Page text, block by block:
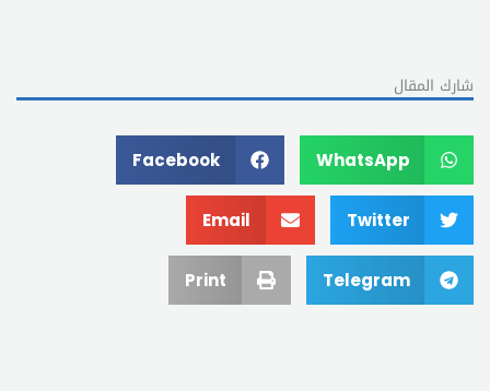
شارك المقال
WhatsApp
Facebook
Twitter
Email
Telegram
Print